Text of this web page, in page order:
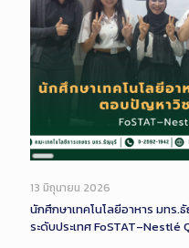
Long
Description
13 มิถุนายน 2026
นักศึกษาเทคโนโลยีอาหาร มท
ระดับประเทศ FoSTAT–Nestlé